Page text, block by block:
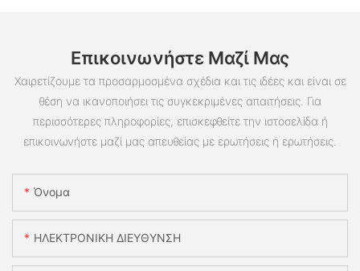
Επικοινωνήστε Μαζί Μας
Χαιρετίζουμε τα προσαρμοσμένα σχέδια και τις ιδέες και είναι σε
θέση να ικανοποιήσει τις συγκεκριμένες απαιτήσεις. Για
περισσότερες πληροφορίες, επισκεφθείτε την ιστοσελίδα ή
επικοινωνήστε μαζί μας απευθείας με ερωτήσεις ή ερωτήσεις.
Όνομα
ΗΛΕΚΤΡΟΝΙΚΗ ΔΙΕΥΘΥΝΣΗ